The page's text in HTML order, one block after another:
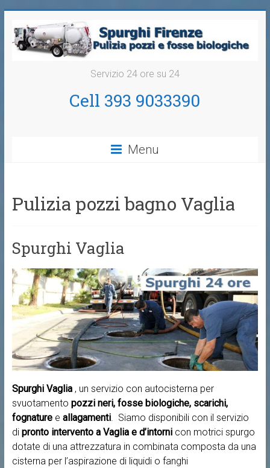
Servizio 24 ore su 24
Cell 393 9033390
Menu
Pulizia pozzi bagno Vaglia
Spurghi Vaglia
Spurghi Vaglia , un servizio con autocisterna per
svuotamento pozzi neri, fosse biologiche, scarichi,
fognature e allagamenti. Siamo disponibili con il servizio
di pronto intervento a Vaglia e d’intornicon motrici spurgo
dotate di una attrezzatura in combinata composta da una
cisterna per l’aspirazione di liquidi o fanghi